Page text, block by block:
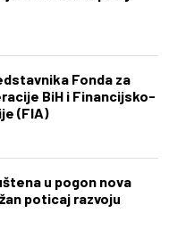
Fonda za
BiH i Financijsko-
(FIA)
u pogon nova
poticaj razvoju